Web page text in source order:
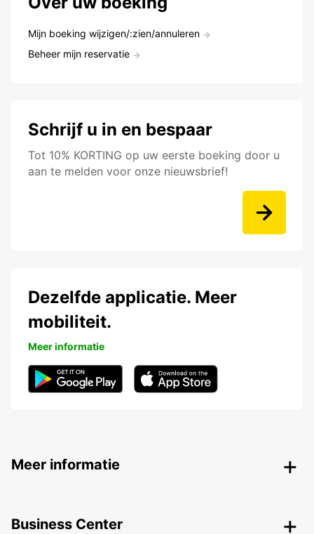
Mijn boeking wijzigen/:zien/annuleren
Beheer mijn reservatie
Schrijf u in en bespaar
Tot 10% KORTING op uw eerste boeking door u
aan te melden voor onze nieuwsbrief!
Dezelfde applicatie. Meer
mobiliteit.
Meer informatie
Meer informatie
Business Center